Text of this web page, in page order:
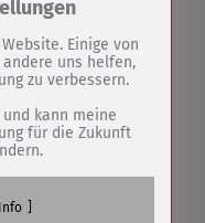
ziert Kalender /
Cookies /
(Wenko-
KG)
/ SPAM
Einige von
uns helfen,
zu verbessern.
kann meine
für die Zukunft
Info